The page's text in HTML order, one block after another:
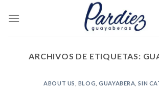
ARCHIVOS DE ETIQUETAS:
ABOUT US BLOG ,GUAYABERA ,SIN